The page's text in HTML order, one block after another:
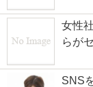
女性
らが
SNS